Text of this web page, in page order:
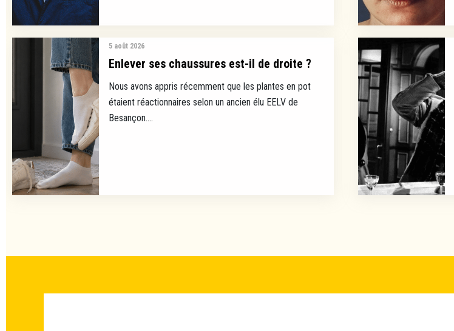
5 août 2026
Enlever ses chaussures est-il de droite ?
Nous avons appris récemment que les plantes en pot
étaient réactionnaires selon un ancien élu EELV de
Besançon....